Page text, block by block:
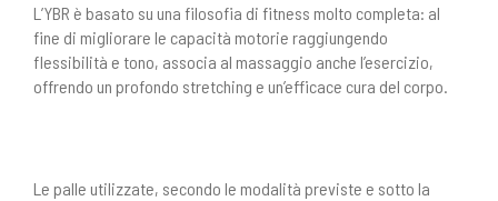
L’YBR è basato su una filosofia di fitness molto completa: al
fine di migliorare le capacità motorie raggiungendo
flessibilità e tono, associa al massaggio anche l’esercizio,
offrendo un profondo stretching e un’efficace cura del corpo.
Le palle utilizzate, secondo le modalità previste e sotto la